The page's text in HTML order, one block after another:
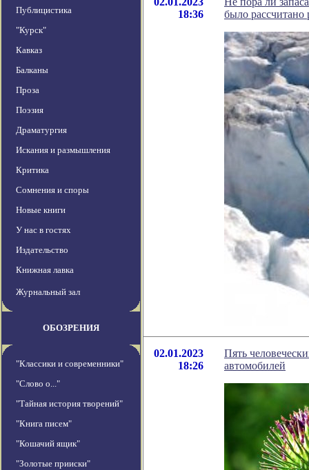
Публицистика
"Курск"
Кавказ
Балканы
Проза
Поэзия
Драматургия
Искания и размышления
Критика
Сомнения и споры
Новые книги
У нас в гостях
Издательство
Книжная лавка
Журнальный зал
ОБОЗРЕНИЯ
"Классики и современники"
"Слово о..."
"Тайная история творений"
"Книга писем"
"Кошачий ящик"
"Золотые прииски"
18:36
было рассчитано
02.01.2023
18:26
Пять
автомобилей